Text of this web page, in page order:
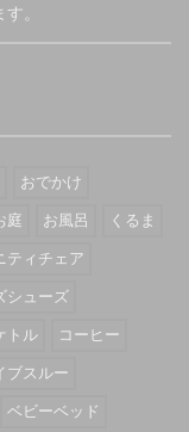
。
おでかけ
庭 お風呂
くるま
ティチェア
シューズ
トル
コーヒー
ブスルー
ベビーベッド